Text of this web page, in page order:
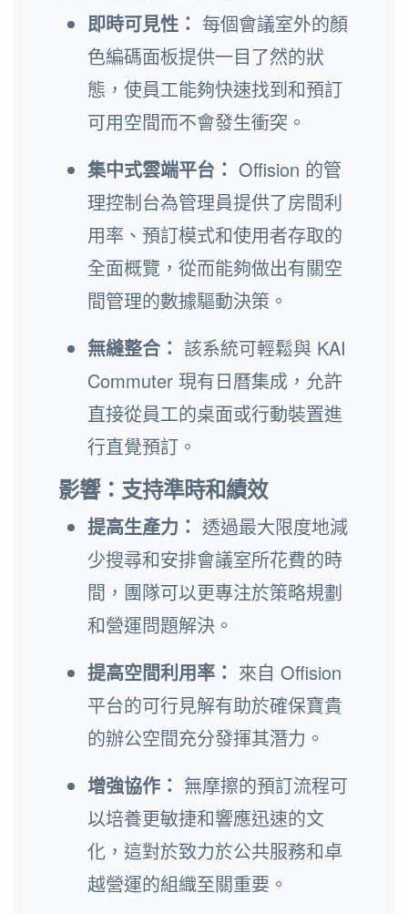
即時可見性： 每個會議室外的顏
色編碼面板提供一目了然的狀
態，使員工能夠快速找到和預訂
可用空間而不會發生衝突。
集中式雲端平台： Offision 的管
理控制台為管理員提供了房間利
用率、預訂模式和使用者存取的
全面概覽，從而能夠做出有關空
間管理的數據驅動決策。
無縫整合： 該系統可輕鬆與 KAI
Commuter 現有日曆集成，允許
直接從員工的桌面或行動裝置進
行直覺預訂。
影響：支持準時和績效
提高生產力： 透過最大限度地減
少搜尋和安排會議室所花費的時
間，團隊可以更專注於策略規劃
和營運問題解決。
提高空間利用率： 來自 Offision
平台的可行見解有助於確保寶貴
的辦公空間充分發揮其潛力。
增強協作： 無摩擦的預訂流程可
以培養更敏捷和響應迅速的文
化，這對於致力於公共服務和卓
越營運的組織至關重要。